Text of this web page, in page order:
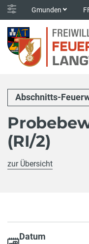
Gmunden
Abschnitts-
(RI/2)
zur Übersicht
Datum